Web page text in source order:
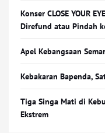
Konser CLOSE YOUR
Direfund atau Pindah
Apel Kebangsaan
Kebakaran Bapenda,
Tiga Singa Mati di
Ekstrem